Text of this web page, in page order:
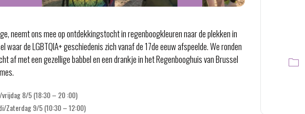
neemt ons mee op ontdekkingstocht in regenboogkleuren naar de plekken in
waar de LGBTQIA+ geschiedenis zich vanaf de 17de eeuw afspeelde. We ronden
af met een gezellige babbel en een drankje in het Regenbooghuis van Brussel
vrijdag8/5(18:30 – 20 :00)
Zaterdag9/5(10:30 – 12:00)